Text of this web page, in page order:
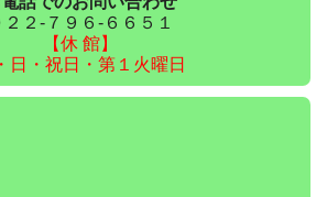
２２-７９６-６６５１
【休 館】
日・祝日・第１火曜日